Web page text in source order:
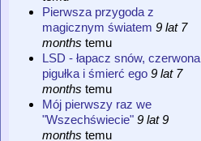
Pierwsza przygoda z
magicznym światem 9 lat 7
months temu
LSD - łapacz snów, czerwona
pigułka i śmierć ego 9 lat 7
months temu
Mój pierwszy raz we
"Wszechświecie" 9 lat 9
months temu